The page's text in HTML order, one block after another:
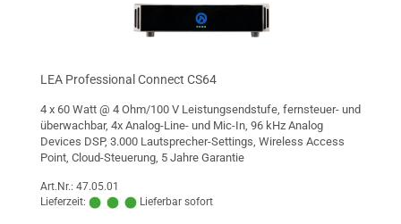
LEA Professional Connect CS64
4 x 60 Watt @ 4 Ohm/100 V Leistungsendstufe, fernsteuer- und
überwachbar, 4x Analog-Line- und Mic-In, 96 kHz Analog
Devices DSP, 3.000 Lautsprecher-Settings, Wireless Access
Point, Cloud-Steuerung, 5 Jahre Garantie
Art.Nr.: 47.05.01
Lieferzeit:
Lieferbar sofort